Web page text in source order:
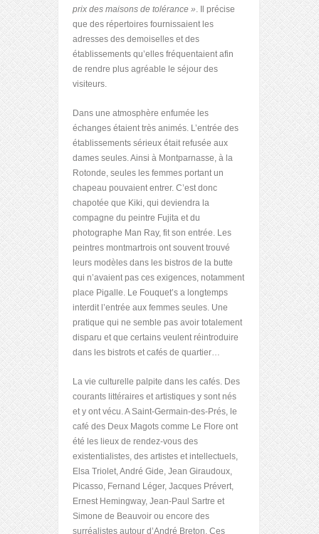
prix des maisons de tolérance » . Il précise
que des répertoires fournissaient les
adresses des demoiselles et des
établissements qu’elles fréquentaient afin
de rendre plus agréable le séjour des
visiteurs.
Dans une atmosphère enfumée les
échanges étaient très animés. L’entrée des
établissements sérieux était refusée aux
dames seules. Ainsi à Montparnasse, à la
Rotonde, seules les femmes portant un
chapeau pouvaient entrer. C’est donc
chapotée que Kiki, qui deviendra la
compagne du peintre Fujita et du
photographe Man Ray, fit son entrée. Les
peintres montmartrois ont souvent trouvé
leurs modèles dans les bistros de la butte
qui n’avaient pas ces exigences, notamment
place Pigalle. Le Fouquet’s a longtemps
interdit l’entrée aux femmes seules. Une
pratique qui ne semble pas avoir totalement
disparu et que certains veulent réintroduire
dans les bistrots et cafés de quartier…
La vie culturelle palpite dans les cafés. Des
courants littéraires et artistiques y sont nés
et y ont vécu. A Saint-Germain-des-Prés, le
café des Deux Magots comme Le Flore ont
été les lieux de rendez-vous des
existentialistes, des artistes et intellectuels,
Elsa Triolet, André Gide, Jean Giraudoux,
Picasso, Fernand Léger, Jacques Prévert,
Ernest Hemingway, Jean-Paul Sartre et
Simone de Beauvoir ou encore des
surréalistes autour d’André Breton. Ces